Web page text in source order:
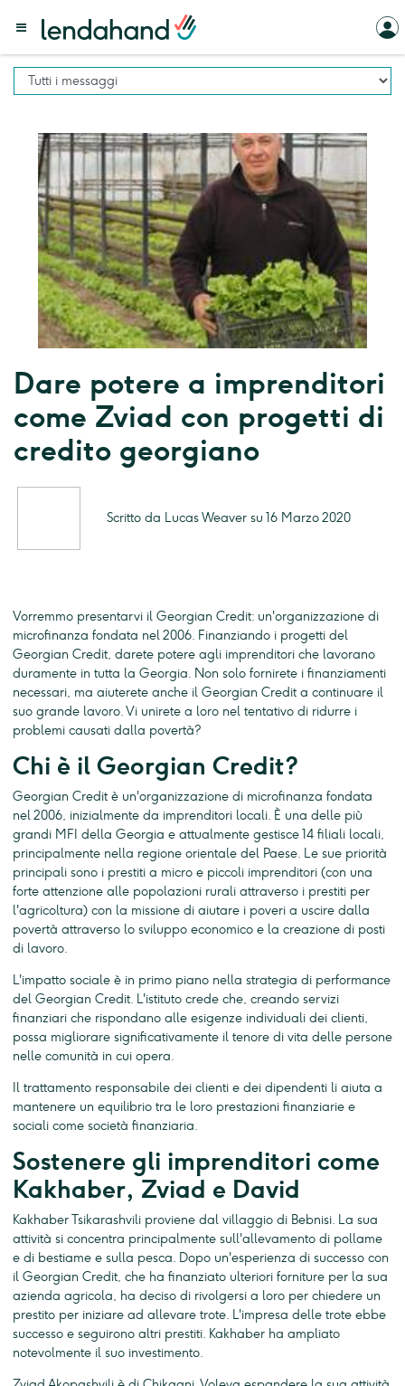
Dare potere a imprenditori
come Zviad con progetti di
credito georgiano
Scritto da Lucas Weaver su 16 Marzo 2020
Vorremmo presentarvi il Georgian Credit: un'organizzazione di
microfinanza fondata nel 2006. Finanziando i progetti del
Georgian Credit, darete potere agli imprenditori che lavorano
duramente in tutta la Georgia. Non solo fornirete i finanziamenti
necessari, ma aiuterete anche il Georgian Credit a continuare il
suo grande lavoro. Vi unirete a loro nel tentativo di ridurre i
problemi causati dalla povertà?
Chi è il Georgian Credit?
Georgian Credit è un'organizzazione di microfinanza fondata
nel 2006, inizialmente da imprenditori locali. È una delle più
grandi MFI della Georgia e attualmente gestisce 14 filiali locali,
principalmente nella regione orientale del Paese. Le sue priorità
principali sono i prestiti a micro e piccoli imprenditori (con una
forte attenzione alle popolazioni rurali attraverso i prestiti per
l'agricoltura) con la missione di aiutare i poveri a uscire dalla
povertà attraverso lo sviluppo economico e la creazione di posti
di lavoro.
L'impatto sociale è in primo piano nella strategia di performance
del Georgian Credit. L'istituto crede che, creando servizi
finanziari che rispondano alle esigenze individuali dei clienti,
possa migliorare significativamente il tenore di vita delle persone
nelle comunità in cui opera.
Il trattamento responsabile dei clienti e dei dipendenti li aiuta a
mantenere un equilibrio tra le loro prestazioni finanziarie e
sociali come società finanziaria.
Sostenere gli imprenditori come
Kakhaber, Zviad e David
Kakhaber Tsikarashvili proviene dal villaggio di Bebnisi. La sua
attività si concentra principalmente sull'allevamento di pollame
e di bestiame e sulla pesca. Dopo un'esperienza di successo con
il Georgian Credit, che ha finanziato ulteriori forniture per la sua
azienda agricola, ha deciso di rivolgersi a loro per chiedere un
prestito per iniziare ad allevare trote. L'impresa delle trote ebbe
successo e seguirono altri prestiti. Kakhaber ha ampliato
notevolmente il suo investimento.